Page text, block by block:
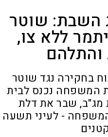
השבת: שוטר
ללא צו,
בחקירה נגד שוטר
המשפחה נכנס לבית
מג"ב, שבר את דלת
- לעיני תשעה